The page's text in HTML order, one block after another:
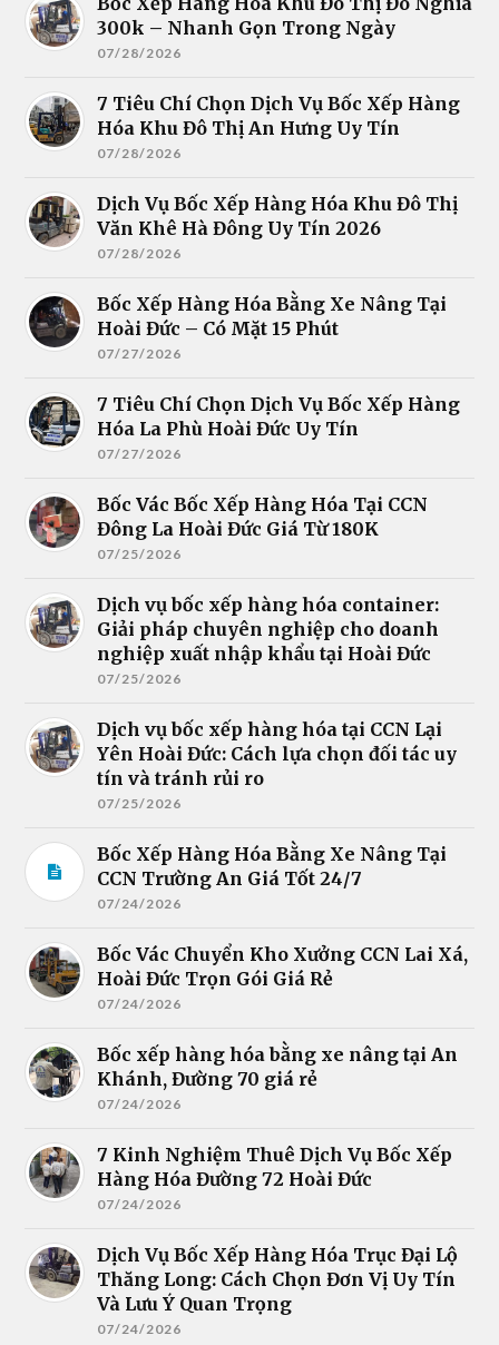
300k – Nhanh Gọn Trong Ngày
07/28/2026
7 Tiêu Chí Chọn Dịch Vụ Bốc Xếp Hàng
Hóa Khu Đô Thị An Hưng Uy Tín
07/28/2026
Dịch Vụ Bốc Xếp Hàng Hóa Khu Đô Thị
Văn Khê Hà Đông Uy Tín 2026
07/28/2026
Bốc Xếp Hàng Hóa Bằng Xe Nâng Tại
Hoài Đức – Có Mặt 15 Phút
07/27/2026
7 Tiêu Chí Chọn Dịch Vụ Bốc Xếp Hàng
Hóa La Phù Hoài Đức Uy Tín
07/27/2026
Bốc Vác Bốc Xếp Hàng Hóa Tại CCN
Đông La Hoài Đức Giá Từ 180K
07/25/2026
Dịch vụ bốc xếp hàng hóa container:
Giải pháp chuyên nghiệp cho doanh
nghiệp xuất nhập khẩu tại Hoài Đức
07/25/2026
Dịch vụ bốc xếp hàng hóa tại CCN Lại
Yên Hoài Đức: Cách lựa chọn đối tác uy
tín và tránh rủi ro
07/25/2026
Bốc Xếp Hàng Hóa Bằng Xe Nâng Tại
CCN Trường An Giá Tốt 24/7
07/24/2026
Bốc Vác Chuyển Kho Xưởng CCN Lai Xá,
Hoài Đức Trọn Gói Giá Rẻ
07/24/2026
Bốc xếp hàng hóa bằng xe nâng tại An
Khánh, Đường 70 giá rẻ
07/24/2026
7 Kinh Nghiệm Thuê Dịch Vụ Bốc Xếp
Hàng Hóa Đường 72 Hoài Đức
07/24/2026
Dịch Vụ Bốc Xếp Hàng Hóa Trục Đại Lộ
Thăng Long: Cách Chọn Đơn Vị Uy Tín
Và Lưu Ý Quan Trọng
07/24/2026